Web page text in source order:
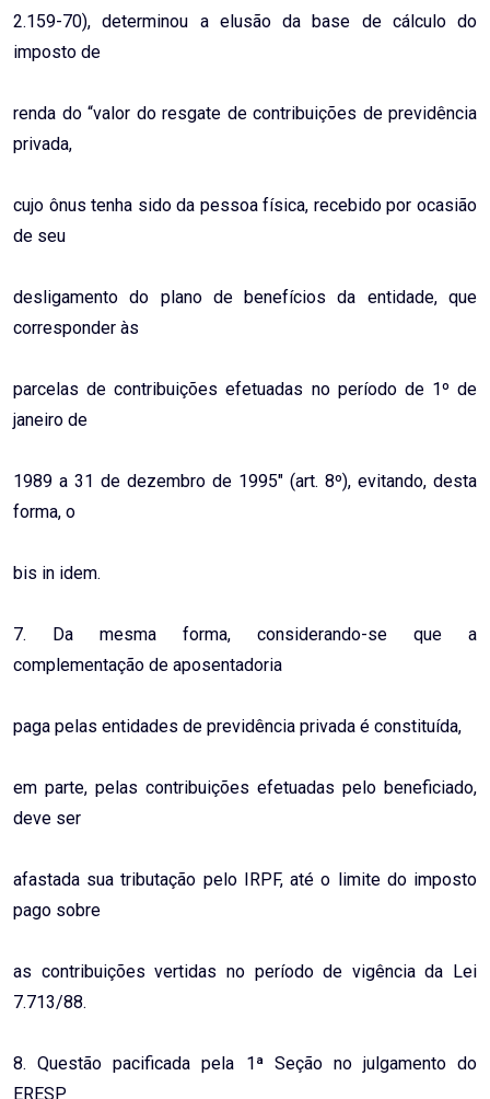
2.159-70), determinou a elusão da base de cálculo do
imposto de
renda do “valor do resgate de contribuições de previdência
privada,
cujo ônus tenha sido da pessoa física, recebido por ocasião
de seu
desligamento do plano de benefícios da entidade, que
corresponder às
parcelas de contribuições efetuadas no período de 1º de
janeiro de
1989 a 31 de dezembro de 1995″ (art. 8º), evitando, desta
forma, o
bis in idem.
7. Da mesma forma, considerando-se que a
complementação de aposentadoria
paga pelas entidades de previdência privada é constituída,
em parte, pelas contribuições efetuadas pelo beneficiado,
deve ser
afastada sua tributação pelo IRPF, até o limite do imposto
pago sobre
as contribuições vertidas no período de vigência da Lei
7.713/88.
8. Questão pacificada pela 1ª Seção no julgamento do
ERESP